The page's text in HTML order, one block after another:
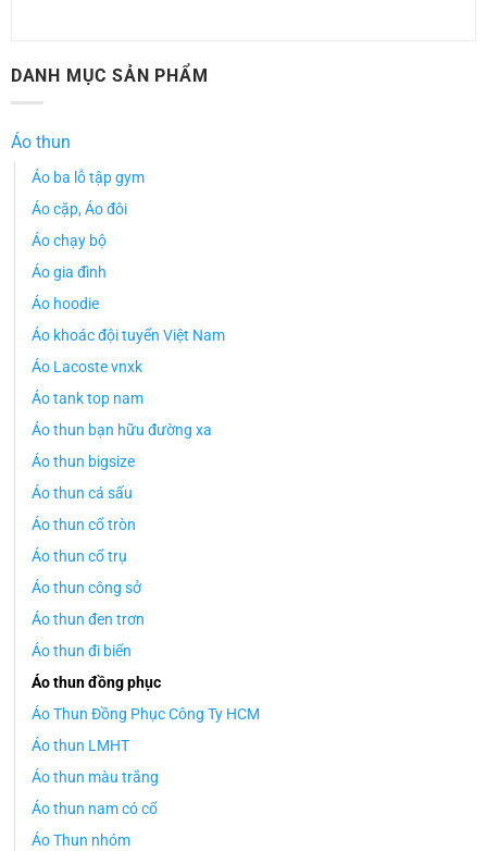
DANH MỤC SẢN PHẨM
Áo thun
Áo ba lỗ tập gym
Áo cặp, Áo đôi
Áo chạy bộ
Áo gia đình
Áo hoodie
Áo khoác đội tuyển Việt Nam
Áo Lacoste vnxk
Áo tank top nam
Áo thun bạn hữu đường xa
Áo thun bigsize
Áo thun cá sấu
Áo thun cổ tròn
Áo thun cổ trụ
Áo thun công sở
Áo thun đen trơn
Áo thun đi biển
Áo thun đồng phục
Áo Thun Đồng Phục Công Ty HCM
Áo thun LMHT
Áo thun màu trắng
Áo thun nam có cổ
Áo Thun nhóm